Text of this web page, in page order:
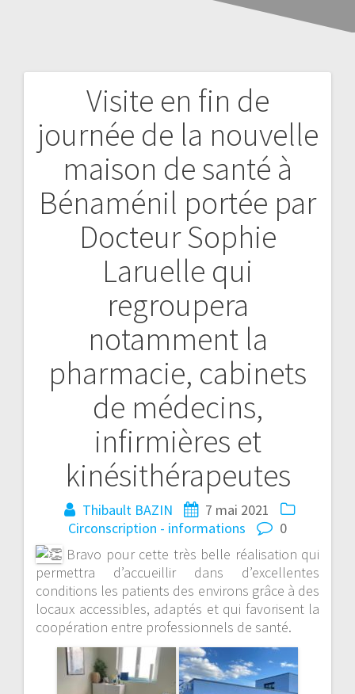
Visite en fin de
journée de la nouvelle
maison de santé à
Bénaménil portée par
Docteur Sophie
Laruelle qui
regroupera
notamment la
pharmacie, cabinets
de médecins,
infirmières et
kinésithérapeutes
Thibault BAZIN
7 mai 2021
Circonscription - informations
0
Bravo pour cette très belle réalisation qui
permettra d’accueillir dans d’excellentes
conditions les patients des environs grâce à des
locaux accessibles, adaptés et qui favorisent la
coopération entre professionnels de santé.